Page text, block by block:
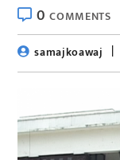
0COMMENTS
samajkoawaj